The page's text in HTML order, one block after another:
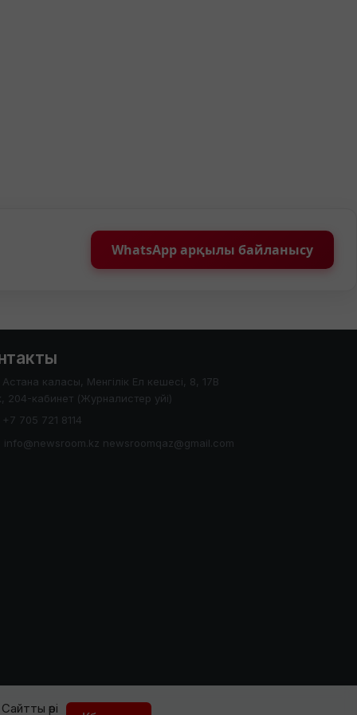
әрі
WhatsApp арқылы байланысу
Астана каласы, Менгілік Ел кешесі, 8, 17В
204-кабинет (Журналистер уйі)
+7 705 721 8114
info@newsroom.kz newsroomqaz@gmail.com